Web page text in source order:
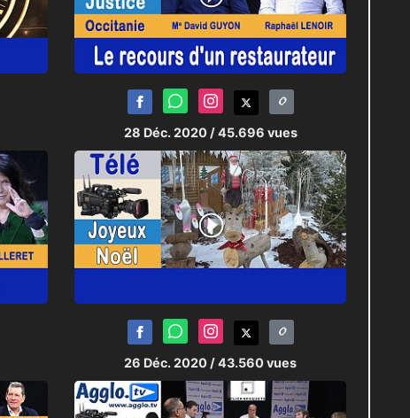
28 Déc. 2020 / 45.696 vues
26 Déc. 2020 / 43.560 vues